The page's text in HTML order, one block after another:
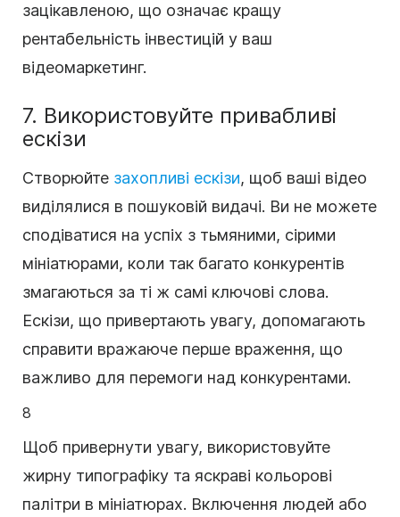
зацікавленою, що означає кращу
рентабельність інвестицій у ваш
відеомаркетинг.
7. Використовуйте привабливі
ескізи
Створюйте захопливі ескізи, щоб ваші відео
виділялися в пошуковій видачі. Ви не можете
сподіватися на успіх з тьмяними, сірими
мініатюрами, коли так багато конкурентів
змагаються за ті ж самі ключові слова.
Ескізи, що привертають увагу, допомагають
справити вражаюче перше враження, що
важливо для перемоги над конкурентами.
8
Щоб привернути увагу, використовуйте
жирну типографіку та яскраві кольорові
палітри в мініатюрах. Включення людей або